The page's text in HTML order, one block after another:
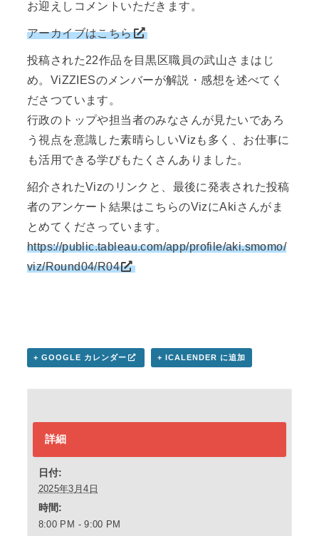
お迎えしコメントいただきます。
アーカイブはこちら
投稿された22作品を目黒区職員の武山さまはじ
め。ViZZIESのメンバーが解説・感想を述べてく
ださつています。
行政のトップや担当者のみなさんが見たいであろ
う視点を意識した素晴らしいVizも多く、お仕事に
も活用できる学びもたくさんありました。
紹介されたVizのリンクと、最後に発表された投稿
者のアンケート結果はこちらのVizにAkiさんがま
とめてくださっています。
https://public.tableau.com/app/profile/aki.smomo/
viz/Round04/R04
+ GOOGLE カレンダー + ICALENDER に追加
詳細
日付:
2025年3月4日
時間:
8:00 PM - 9:00 PM